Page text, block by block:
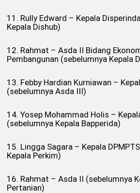
11. Rully Edward – Kepala
Kepala Dishub)
12. Rahmat – Asda II Bidang
Pembangunan (sebelumnya Kepala
13. Febby Hardian Kurniawan –
(sebelumnya Asda III)
14. Yosep Mohammad Holis –
(sebelumnya Kepala Bapperida)
15. Lingga Sagara – Kepala
Kepala Perkim)
16. Rahmat – Asda II (sebelumnya
Pertanian)